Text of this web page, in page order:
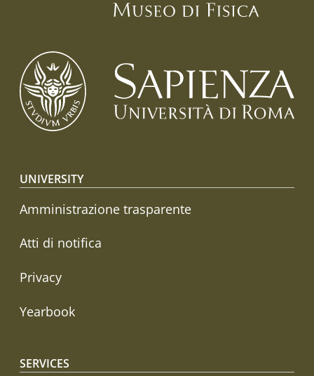
Footer menu
UNIVERSITY
Amministrazione trasparente
Atti di notifica
Privacy
Yearbook
SERVICES